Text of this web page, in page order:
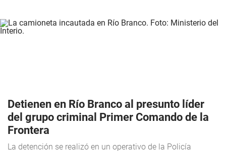
Detienen en Río Branco al presunto líder
del grupo criminal Primer Comando de la
Frontera
La detención se realizó en un operativo de la Policía